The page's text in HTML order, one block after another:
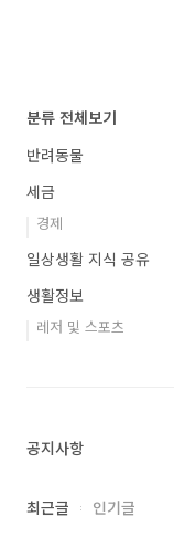
분류 전체보기
반려동물
세금
경제
일상생활 지식 공유
생활정보
레저 및 스포츠
공지사항
최근글 인기글